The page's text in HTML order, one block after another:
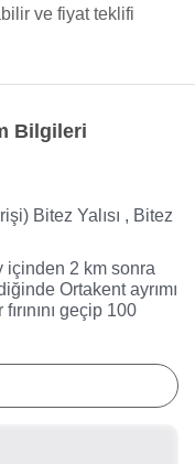
ve fiyat teklifi
Bilgileri
Bitez Yalısı , Bitez
içinden 2 km sonra
Ortakent ayrımı
geçip 100